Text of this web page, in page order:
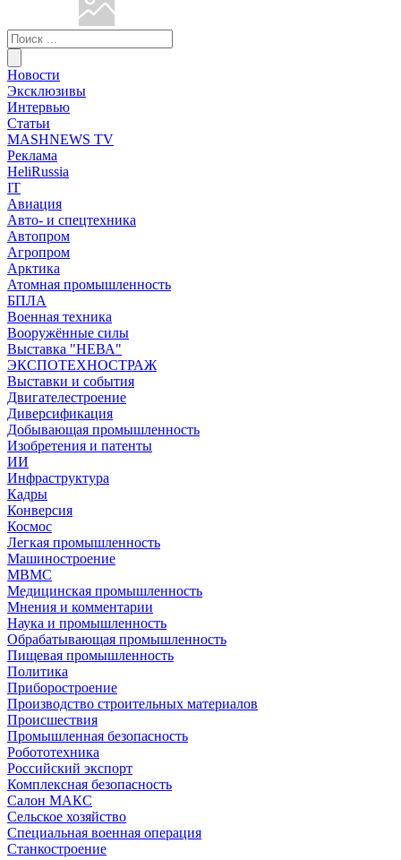
Новости
Эксклюзивы
Интервью
Статьи
MASHNEWS TV
Реклама
HeliRussia
IT
Авиация
Авто- и спецтехника
Автопром
Агропром
Арктика
Атомная промышленность
БПЛА
Военная техника
Вооружённые силы
Выставка "НЕВА"
ЭКСПОТЕХНОСТРАЖ
Выставки и события
Двигателестроение
Диверсификация
Добывающая промышленность
Изобретения и патенты
ИИ
Инфраструктура
Кадры
Конверсия
Космос
Легкая промышленность
Машиностроение
МВМС
Медицинская промышленность
Мнения и комментарии
Наука и промышленность
Обрабатывающая промышленность
Пищевая промышленность
Политика
Приборостроение
Производство строительных материалов
Происшествия
Промышленная безопасность
Робототехника
Российский экспорт
Комплексная безопасность
Салон МАКС
Сельское хозяйство
Специальная военная операция
Станкостроение